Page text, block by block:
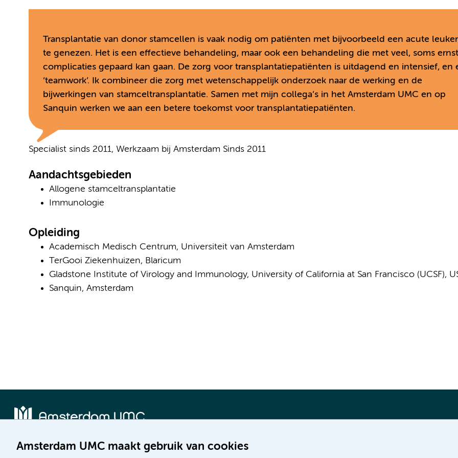
Transplantatie van donor stamcellen is vaak nodig om patiënten met bijvoorbeeld een acute
te genezen. Het is een effectieve behandeling, maar ook een behandeling die met veel, soms
complicaties gepaard kan gaan. De zorg voor transplantatiepatiënten is uitdagend en intensief, en
‘teamwork’. Ik combineer die zorg met wetenschappelijk onderzoek naar de werking en de
bijwerkingen van stamceltransplantatie. Samen met mijn collega’s in het Amsterdam UMC en op
Sanquin werken we aan een betere toekomst voor transplantatiepatiënten.
Specialist sinds 2011, Werkzaam bij Amsterdam Sinds 2011
Aandachtsgebieden
Allogene stamceltransplantatie
Immunologie
Opleiding
Academisch Medisch Centrum, Universiteit van Amsterdam
TerGooi Ziekenhuizen, Blaricum
Gladstone Institute of Virology and Immunology, University of California at San Francisco (UCSF),
Sanquin, Amsterdam
Amsterdam UMC maakt gebruik van cookies